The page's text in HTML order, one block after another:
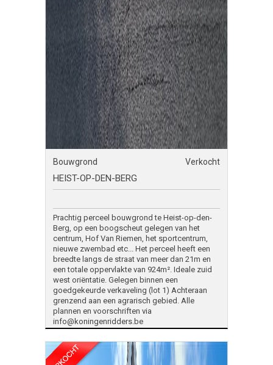
Bouwgrond Verkocht
HEIST-OP-DEN-BERG
Prachtig perceel bouwgrond te Heist-op-den-
Berg, op een boogscheut gelegen van het
centrum, Hof Van Riemen, het sportcentrum,
nieuwe zwembad etc... Het perceel heeft een
breedte langs de straat van meer dan 21m en
een totale oppervlakte van 924m². Ideale zuid
west oriëntatie. Gelegen binnen een
goedgekeurde verkaveling (lot 1) Achteraan
grenzend aan een agrarisch gebied. Alle
plannen en voorschriften via
info@koningenridders.be